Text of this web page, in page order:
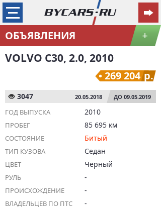
ОБЪЯВЛЕНИЯ +
VOLVO C30, 2.0, 2010
269 204 р.
3047 20.05.2018 ДО 09.05.2019
ГОД ВЫПУСКА 2010
ПРОБЕГ 85 695 км
СОСТОЯНИЕ Битый
ТИП КУЗОВА Седан
ЦВЕТ Черный
РУЛЬ -
ПРОИСХОЖДЕНИЕ -
ВЛАДЕЛЬЦЕВ ПО ПТС -